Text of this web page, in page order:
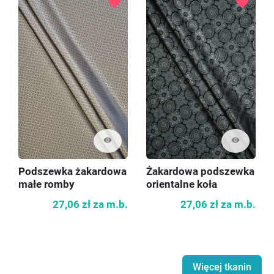
visibility
Podszewka żakardowa
małe romby
27,06 zł za m.b.
visibility
Żakardowa podszewka
orientalne koła
27,06 zł za m.b.
Więcej tkanin